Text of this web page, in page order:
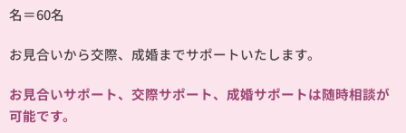
名＝60名
お見合いから交際、成婚までサポートいたします。
お見合いサポート、交際サポート、成婚サポートは随時相談が
可能です。